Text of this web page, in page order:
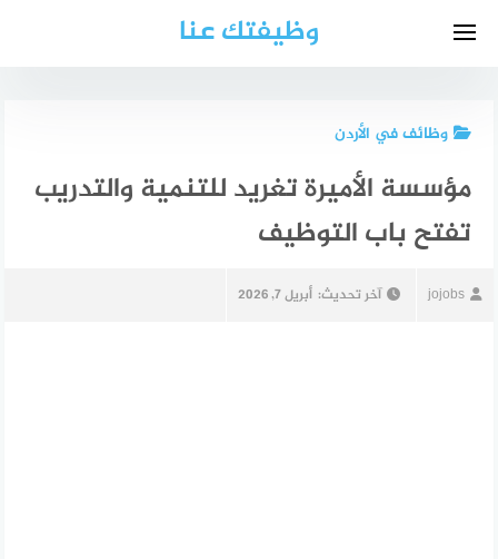
وظيفتك عنا
وظائف في الأردن
مؤسسة الأميرة تغريد للتنمية والتدريب
تفتح باب التوظيف
jojobs آخر تحديث: أبريل 7, 2026